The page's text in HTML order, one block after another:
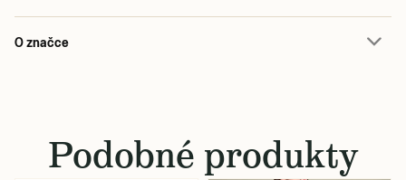
O značce
Podobné produkty